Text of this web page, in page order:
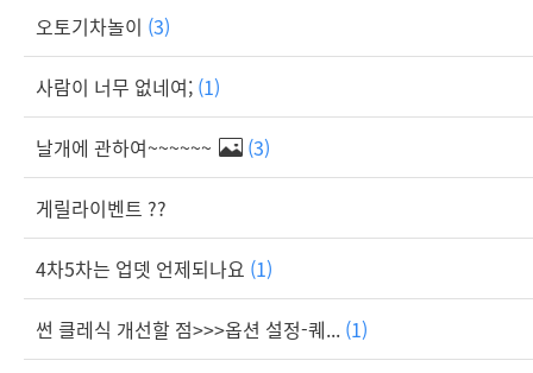
오토기차놀이 (3)
사람이 너무 없네여; (1)
날개에 관하여~~~~~~ (3)
게릴라이벤트 ??
4차5차는 업뎃 언제되나요 (1)
썬 클레식 개선할 점>>>옵션 설정-퀘... (1)